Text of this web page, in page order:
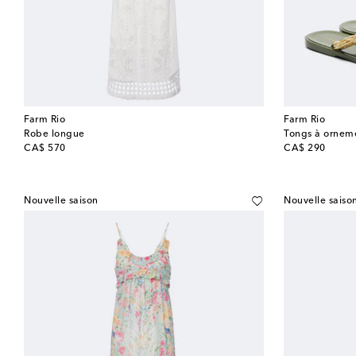
Farm Rio
Robe longue
CA$ 570
original price
Farm Rio
Tongs à
CA$ 290
original price
Nouvelle saison Nouvelle saison